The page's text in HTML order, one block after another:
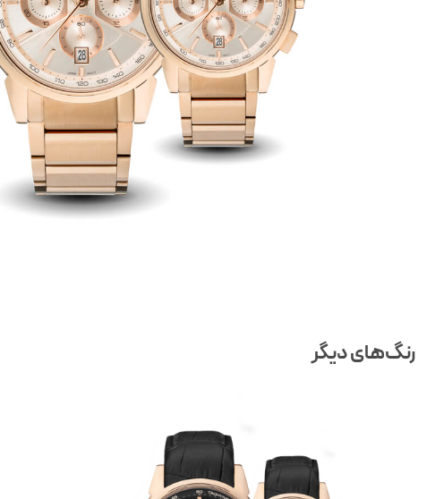
رنگ‌های دیگر